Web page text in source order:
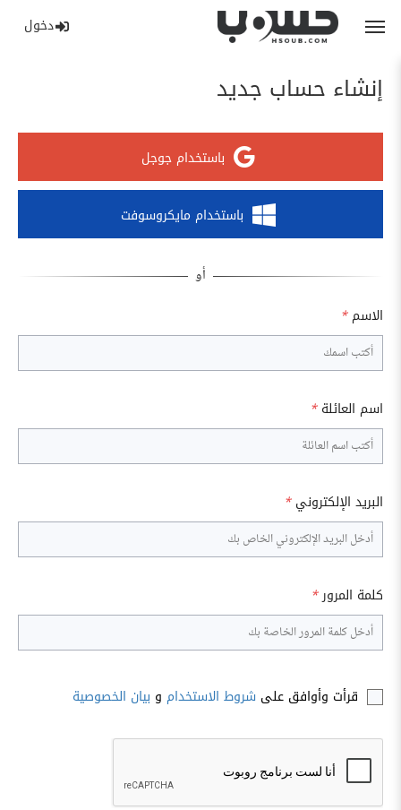
دخول
إنشاء حساب جديد
باستخدام جوجل
باستخدام مايكروسوفت
الاسم *
اسم العائلة *
البريد الإلكتروني *
كلمة المرور*
قرأت وأوافق على شروط الاستخدام و بيان الخصوصية